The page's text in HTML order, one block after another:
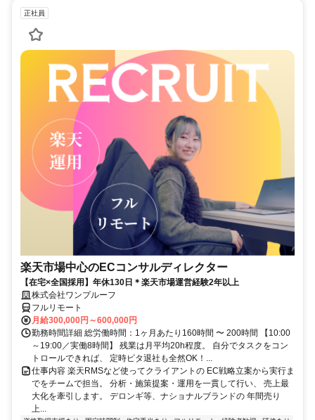
正社員
楽天市場中心のECコンサルディレクター
【在宅×全国採用】年休130日＊楽天市場運営経験2年以上
株式会社ワンプルーフ
フルリモート
月給300,000円～600,000円
勤務時間詳細 総労働時間：1ヶ月あたり160時間 〜 200時間 【10:00
～19:00／実働8時間】 残業は月平均20h程度。 自分でタスクをコン
トロールできれば、 定時ピタ退社も全然OK！...
仕事内容 楽天RMSなど使ってクライアントの EC戦略立案から実行ま
でをチームで担当。 分析・施策提案・運用を一貫して行い、 売上最
大化を牽引します。 デロンギ等、ナショナルブランドの 年間売り
上...